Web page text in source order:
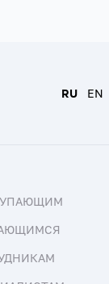
RU EN